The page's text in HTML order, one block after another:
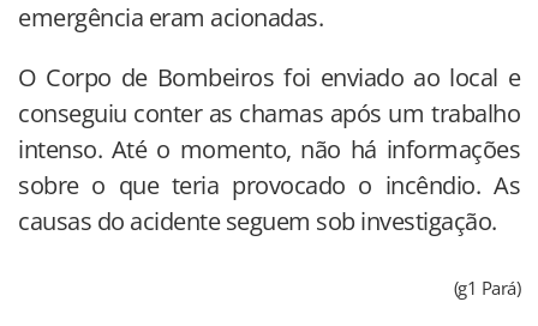
emergência eram acionadas.
O Corpo de Bombeiros foi enviado ao local e
conseguiu conter as chamas após um trabalho
intenso. Até o momento, não há informações
sobre o que teria provocado o incêndio. As
causas do acidente seguem sob investigação.
(g1 Pará)